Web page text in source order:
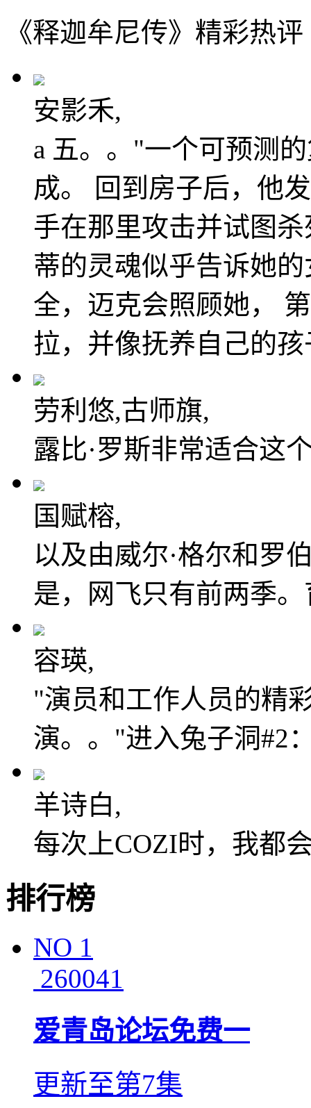
《释迦牟尼传》精彩热评
安影禾,
a 五。。"一个可预测
成。 回到房子后，他
手在那里攻击并试图
蒂的灵魂似乎告诉她
全，迈克会照顾她，
拉，并像抚养自己的
劳利悠,古师旗,
露比·罗斯非常适合这
国赋榕,
以及由威尔·格尔和罗
是，网飞只有前两季。
容瑛,
"演员和工作人员的精
演。。"进入兔子洞#2
羊诗白,
每次上COZI时，我都
排行榜
NO 1
260041
爱青岛论坛免费一
更新至第7集